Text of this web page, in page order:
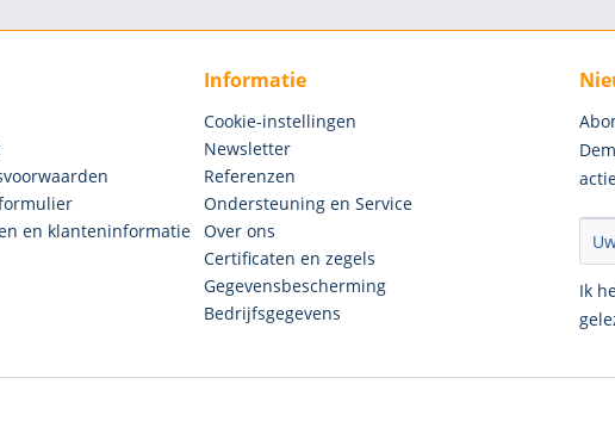
en klanteninformatie
Informatie
Cookie-instellingen
Newsletter
Referenzen
Ondersteuning en Service
Over ons
Certificaten en zegels
Gegevensbescherming
Bedrijfsgegevens
Ik